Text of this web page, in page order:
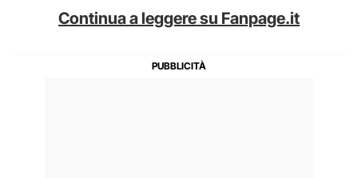
Continua a leggere su Fanpage.it